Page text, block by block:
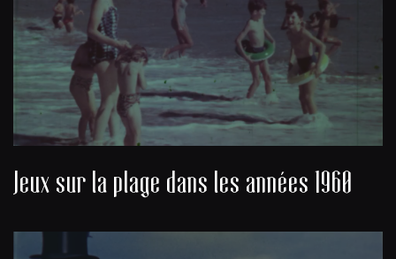
Jeux sur la plage dans les années 1960